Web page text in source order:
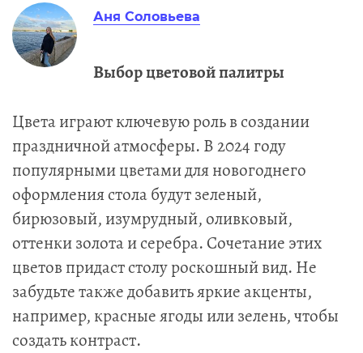
Аня Соловьева
Выбор цветовой палитры
Цвета играют ключевую роль в создании
праздничной атмосферы. В 2024 году
популярными цветами для новогоднего
оформления стола будут зеленый,
бирюзовый, изумрудный, оливковый,
оттенки золота и серебра. Сочетание этих
цветов придаст столу роскошный вид. Не
забудьте также добавить яркие акценты,
например, красные ягоды или зелень, чтобы
создать контраст.